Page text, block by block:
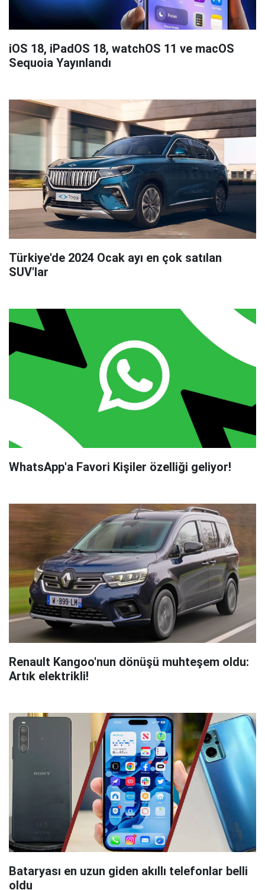
iOS 18, iPadOS 18, watchOS 11 ve macOS
Sequoia Yayınlandı
Türkiye'de 2024 Ocak ayı en çok satılan
SUV'lar
WhatsApp'a Favori Kişiler özelliği geliyor!
Renault Kangoo'nun dönüşü muhteşem oldu:
Artık elektrikli!
Bataryası en uzun giden akıllı telefonlar belli
oldu